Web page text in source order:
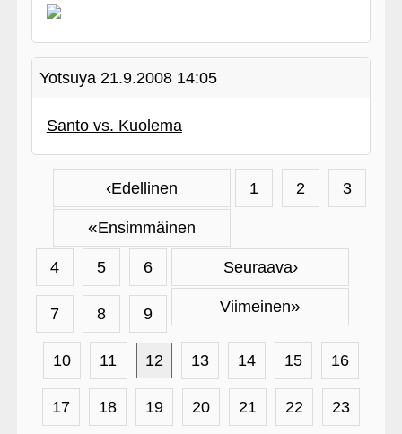
Yotsuya 21.9.2008 14:05
Santo vs. Kuolema
‹Edellinen
«Ensimmäinen
Seuraava›
Viimeinen»
1 2 3
4 5 6
7 8 9
10 11 12 13 14 15 16
17 18 19 20 21 22 23